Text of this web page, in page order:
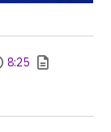
8:25